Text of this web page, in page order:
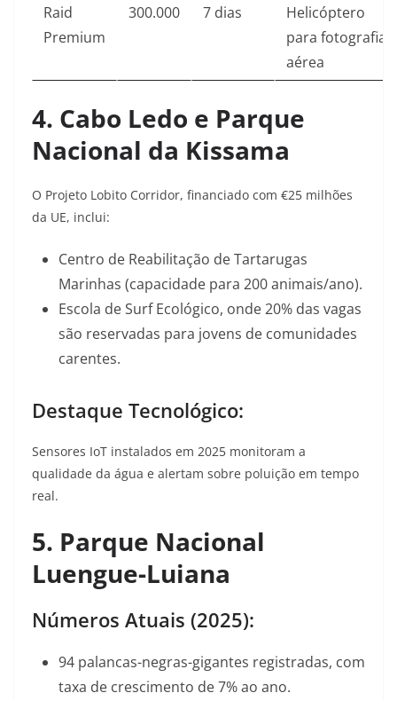
Raid
Premium
300.000 7 dias
Helicóptero
para fotografia
aérea
4. Cabo Ledo e Parque
Nacional da Kissama
O Projeto Lobito Corridor, financiado com €25 milhões
da UE, inclui:
Centro de Reabilitação de Tartarugas
Marinhas (capacidade para 200 animais/ano).
Escola de Surf Ecológico, onde 20% das vagas
são reservadas para jovens de comunidades
carentes.
Destaque Tecnológico:
Sensores IoT instalados em 2025 monitoram a
qualidade da água e alertam sobre poluição em tempo
real.
5. Parque Nacional
Luengue-Luiana
Números Atuais (2025):
94 palancas-negras-gigantes registradas, com
taxa de crescimento de 7% ao ano.